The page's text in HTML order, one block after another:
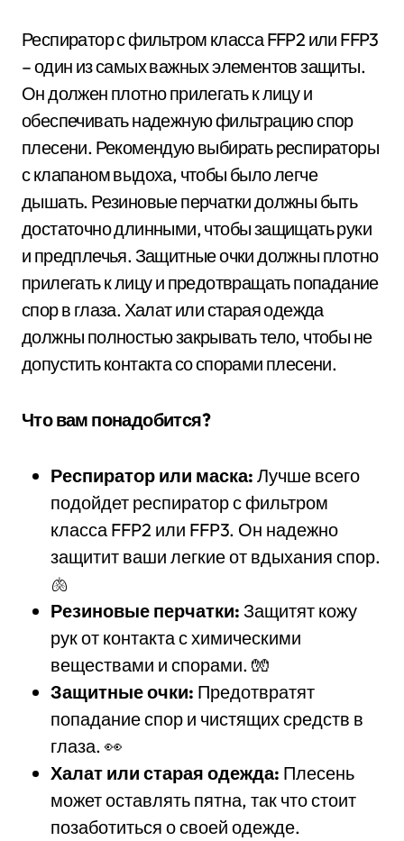
Респиратор с фильтром класса FFP2 или FFP3
– один из самых важных элементов защиты.
Он должен плотно прилегать к лицу и
обеспечивать надежную фильтрацию спор
плесени. Рекомендую выбирать респираторы
с клапаном выдоха, чтобы было легче
дышать. Резиновые перчатки должны быть
достаточно длинными, чтобы защищать руки
и предплечья. Защитные очки должны плотно
прилегать к лицу и предотвращать попадание
спор в глаза. Халат или старая одежда
должны полностью закрывать тело, чтобы не
допустить контакта со спорами плесени.
Что вам понадобится?
Респиратор или маска: Лучше всего
подойдет респиратор с фильтром
класса FFP2 или FFP3. Он надежно
защитит ваши легкие от вдыхания спор.
🫁
Резиновые перчатки: Защитят кожу
рук от контакта с химическими
веществами и спорами. 🧤
Защитные очки: Предотвратят
попадание спор и чистящих средств в
глаза. 👀
Халат или старая одежда: Плесень
может оставлять пятна, так что стоит
позаботиться о своей одежде.